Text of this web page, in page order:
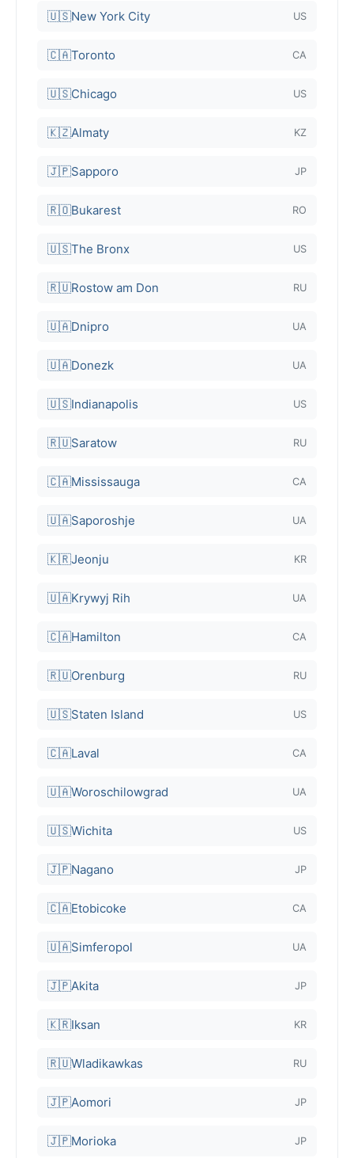
🇺🇸New York City US
🇨🇦Toronto CA
🇺🇸Chicago US
🇰🇿Almaty KZ
🇯🇵Sapporo JP
🇷🇴Bukarest RO
🇺🇸The Bronx US
🇷🇺Rostow am Don RU
🇺🇦Dnipro UA
🇺🇦Donezk UA
🇺🇸Indianapolis US
🇷🇺Saratow RU
🇨🇦Mississauga CA
🇺🇦Saporoshje UA
🇰🇷Jeonju KR
🇺🇦Krywyj Rih UA
🇨🇦Hamilton CA
🇷🇺Orenburg RU
🇺🇸Staten Island US
🇨🇦Laval CA
🇺🇦Woroschilowgrad UA
🇺🇸Wichita US
🇯🇵Nagano JP
🇨🇦Etobicoke CA
🇺🇦Simferopol UA
🇯🇵Akita JP
🇰🇷Iksan KR
🇷🇺Wladikawkas RU
🇯🇵Aomori JP
🇯🇵Morioka JP